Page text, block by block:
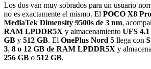
Los dos van muy sobrados para un usuario
no es exactamente el mismo. El POCO X8
MediaTek Dimensity 9500s de 3 nm,
RAM LPDDR5X y almacenamiento UFS 4.1
GB y 512 GB. El OnePlus Nord 5 llega con
3, 8 o 12 GB de RAM LPDDR5X y
256 GB o 512 GB.